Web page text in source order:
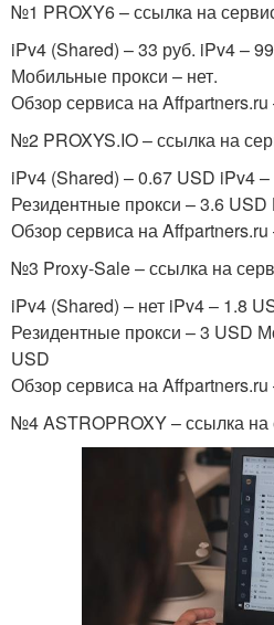
№1 PROXY6 – ссылка на
iPv4 (Shared) – 33 руб. iPv4 –
Мобильные прокси – нет.
Обзор сервиса на Affpartners.ru
№2 PROXYS.IO – ссылка на
iPv4 (Shared) – 0.67 USD iPv4
Резидентные прокси – 3.6
Обзор сервиса на Affpartners.ru
№3 Proxy-Sale – ссылка на
iPv4 (Shared) – нет iPv4 – 1.8
Резидентные прокси – 3 USD
USD
Обзор сервиса на Affpartners.ru
№4 ASTROPROXY – ссылка на